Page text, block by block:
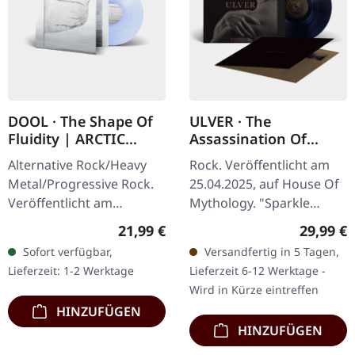
DOOL · The Shape Of
Fluidity | ARCTIC
PEARL LP
Alternative Rock/Heavy
Metal/Progressive Rock.
Veröffentlicht am
28.03.2025, auf Prophecy
Productions. Arktic Pearl
Vinyl im Gatefold-Cover
in…
Regulärer Preis:
21,99 €
Sofort verfügbar,
Lieferzeit: 1-2 Werktage
HINZUFÜGEN
ULVER · The
Assassination Of
Julius Caesar |
SPARKLE UNIVERSE LP
Rock. Veröffentlicht am
25.04.2025, auf House Of
Mythology. "Sparkle
Universe" Vinyl mit 4-
seitigem Insert und
gefütterter Innentasche.
"The…
29,99 €
Versandfertig in 5 Tagen,
Lieferzeit 6-12 Werktage -
Wird in Kürze eintreffen
HINZUFÜGEN